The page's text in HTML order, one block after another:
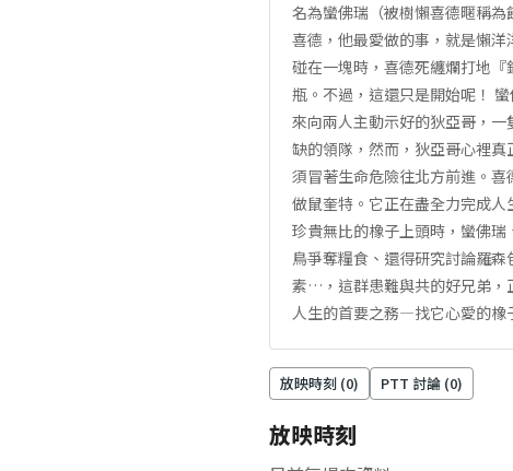
名為蠻佛瑞（被樹懶喜德暱稱
喜德，他最愛做的事，就是懶
碰在一塊時，喜德死纏爛打地
瓶。不過，這還只是開始呢！
來向兩人主動示好的狄亞哥，
缺的領隊，然而，狄亞哥心裡
須冒著生命危險往北方前進。
做鼠奎特。它正在盡全力完成
珍貴無比的橡子上頭時，蠻佛
鳥爭奪糧食、還得研究討論羅
素…，這群患難與共的好兄弟，
人生的首要之務—找它心愛的橡
放映時刻 (0) PTT 討論 (0)
放映時刻